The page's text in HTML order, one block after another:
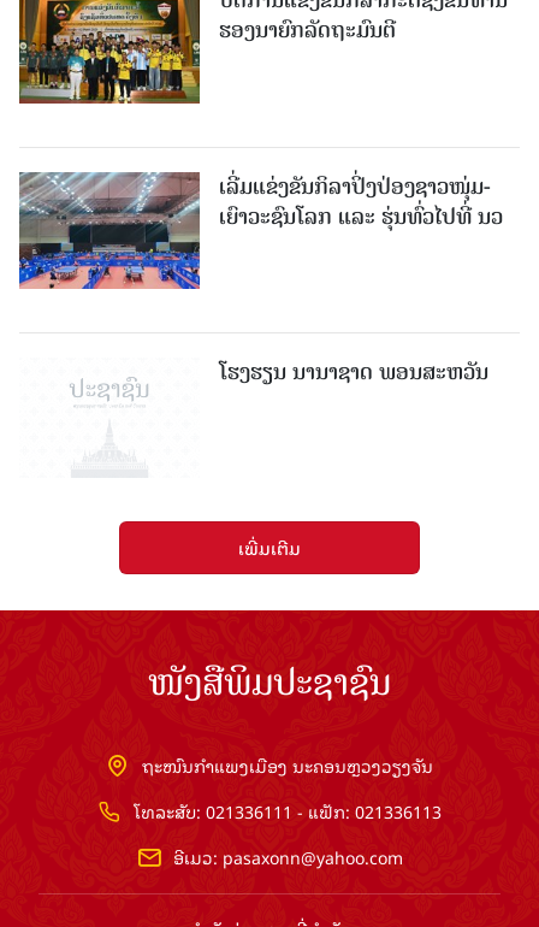
ຮອງນາຍົກລັດຖະມົນຕີ
ເລີ່ມແຂ່ງຂັນກິລາປິ່ງປ່ອງຊາວໜຸ່ມ-
ເຍົາວະຊົນໂລກ ແລະ ຮຸ່ນທົ່ວໄປທີ່ ນວ
ໂຮງຮຽນ ນານາຊາດ ພອນສະຫວັນ
ເພີ່ມເຕີມ
ໜັງສືພິມປະຊາຊົນ
ຖະໜົນກຳແພງເມືອງ ນະຄອນຫຼວງວຽງຈັນ
ໂທລະສັບ: 021336111 - ແຟັກ: 021336113
ອີເມວ: pasaxonn@yahoo.com